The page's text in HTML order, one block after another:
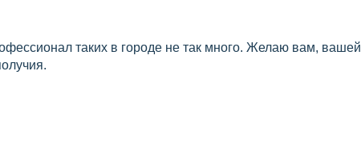
таких в городе не так много. Желаю вам, вашей